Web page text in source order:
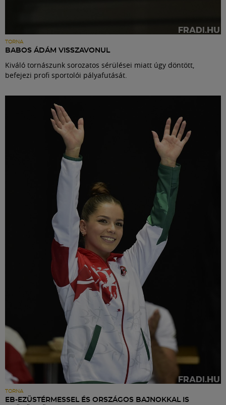
TORNA
BABOS ÁDÁM VISSZAVONUL
Kiváló tornászunk sorozatos sérülései miatt úgy döntött,
befejezi profi sportolói pályafutását.
TORNA
EB-EZÜSTÉRMESSEL ÉS ORSZÁGOS BAJNOKKAL IS
Shop
Közösség
Múzeum